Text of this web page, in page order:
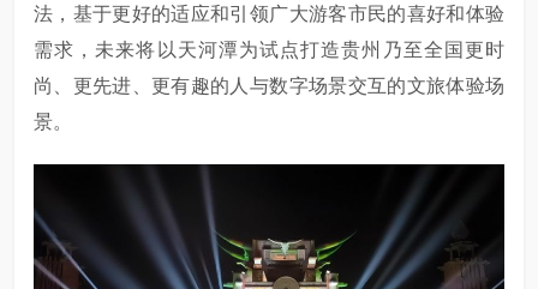
法，基于更好的适应和引领广大游客市民的喜好和体验
需求，未来将以天河潭为试点打造贵州乃至全国更时
尚、更先进、更有趣的人与数字场景交互的文旅体验场
景。